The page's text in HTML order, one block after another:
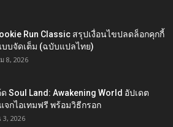
Run Classic สรุปเงื่อนไขปลดล็อกคุกกี้
บจัดเต็ม (ฉบับแปลไทย)
8, 2026
Soul Land: Awakening World อัปเดต
จกไอเทมฟรี พร้อมวิธีกรอก
2026